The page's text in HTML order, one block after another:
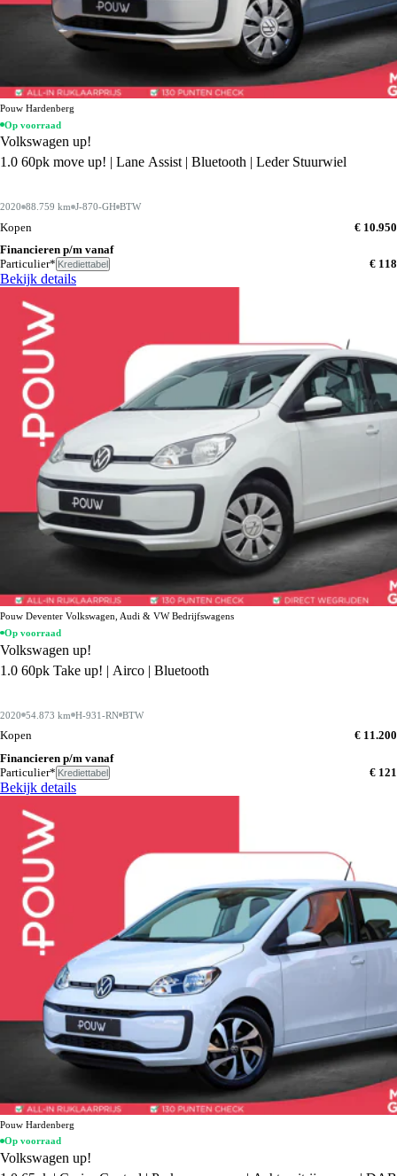
Pouw Hardenberg
Op voorraad
Volkswagen up!
1.0 60pk move up! | Lane Assist | Bluetooth | Leder Stuurwiel
2020 88.759 km J-870-GH BTW
Kopen
€ 10.950
Financieren p/m vanaf
Particulier* Krediettabel € 118
Bekijk details
Pouw Deventer Volkswagen, Audi & VW Bedrijfswagens
Op voorraad
Volkswagen up!
1.0 60pk Take up! | Airco | Bluetooth
2020 54.873 km H-931-RN BTW
Kopen
€ 11.200
Financieren p/m vanaf
Particulier* Krediettabel € 121
Bekijk details
Pouw Hardenberg
Op voorraad
Volkswagen up!